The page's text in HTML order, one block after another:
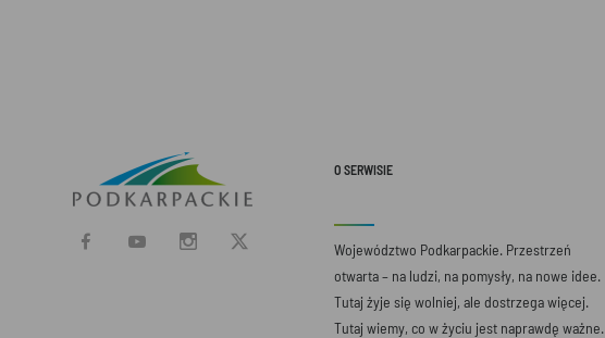
O SERWISIE
Województwo Podkarpackie. Przestrzeń
otwarta – na ludzi, na pomysły, na nowe idee.
Tutaj żyje się wolniej, ale dostrzega więcej.
Tutaj wiemy, co w życiu jest naprawdę ważne.